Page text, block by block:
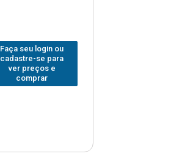
Faça seu login ou
cadastre-se para
ver preços e
comprar